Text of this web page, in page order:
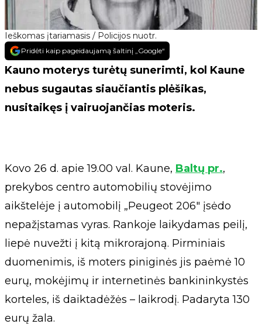
Ieškomas įtariamasis / Policijos nuotr.
Pridėti kaip pageidaujamą šaltinį „Google“
Kauno moterys turėtų sunerimti, kol Kaune
nebus sugautas siaučiantis plėšikas,
nusitaikęs į vairuojančias moteris.
Kovo 26 d. apie 19.00 val. Kaune, Baltų pr.,
prekybos centro automobilių stovėjimo
aikštelėje į automobilį „Peugeot 206" įsėdo
nepažįstamas vyras. Rankoje laikydamas peilį,
liepė nuvežti į kitą mikrorajoną. Pirminiais
duomenimis, iš moters piniginės jis paėmė 10
eurų, mokėjimų ir internetinės bankininkystės
korteles, iš daiktadėžės – laikrodį. Padaryta 130
eurų žala.